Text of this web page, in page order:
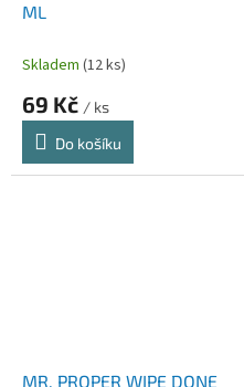
ML
Skladem (12 ks)
69 Kč / ks
Do košíku
MR. PROPER WIPE DONE